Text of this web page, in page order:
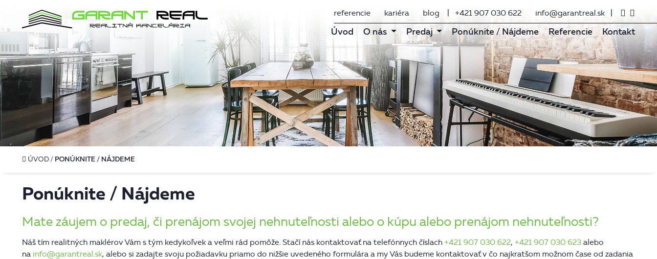
referencie kariéra blog +421 907 030 622 info@garantreal.sk
Úvod O nás Predaj Ponúknite / Nájdeme Referencie Kontakt
ÚVOD / PONÚKNITE / NÁJDEME
Ponúknite / Nájdeme
Mate záujem o predaj, či prenájom svojej nehnuteľnosti alebo o kúpu alebo prenájom nehnuteľnosti?
Náš tím realitných maklérov Vám s tým kedykoľvek a veľmi rád pomôže. Stačí nás kontaktovať na telefónnych číslach +421 907 030 622, +421 907 030 623 alebo
na info@garantreal.sk, alebo si zadajte svoju požiadavku priamo do nižšie uvedeného formulára a my Vás budeme kontaktovať v čo najkratšom možnom čase od zadania